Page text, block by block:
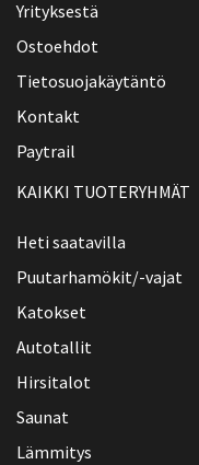
Yrityksestä
Ostoehdot
Tietosuojakäytäntö
Kontakt
Paytrail
KAIKKI TUOTERYHMÄT
Heti saatavilla
Puutarhamökit/-vajat
Katokset
Autotallit
Hirsitalot
Saunat
Lämmitys